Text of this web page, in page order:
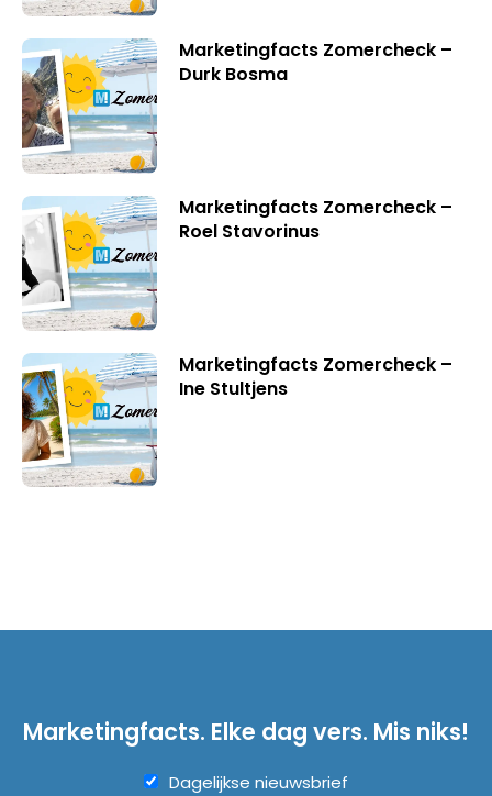
Marketingfacts Zomercheck –
Durk Bosma
Marketingfacts Zomercheck –
Roel Stavorinus
Marketingfacts Zomercheck –
Ine Stultjens
Marketingfacts. Elke dag vers. Mis niks!
Dagelijkse nieuwsbrief